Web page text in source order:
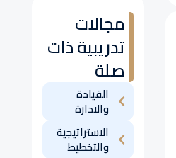
مجالات
تدريبية ذات
صلة
القيادة
والادارة
الاستراتيجية
والتخطيط